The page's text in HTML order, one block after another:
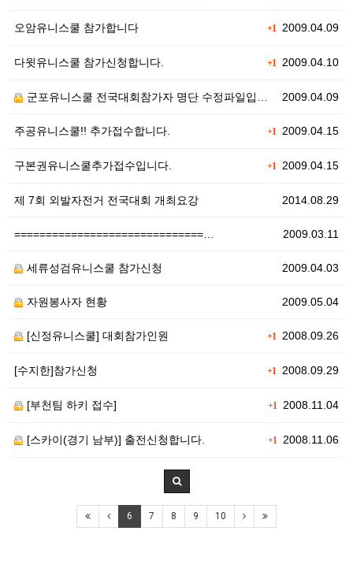
+1 2009.04.09
오암유니스쿨 참가합니다
+1 2009.04.10
다윗유니스쿨 참가신청합니다.
2009.04.09
군포유니스쿨 전국대회참가자 명단 수정파일입니다.
+1 2009.04.15
주공유니스쿨!! 추가접수합니다.
+1 2009.04.15
구본권유니스쿨추가접수입니다.
2014.08.29
제 7회 외발자전거 전국대회 개최요강
2009.03.11
==============================…
2009.04.03
세류성검유니스쿨 참가신청
2009.05.04
자원봉사자 현황
+1 2008.09.26
[신정유니스쿨] 대회참가인원
+1 2008.09.29
[수지한]참가신청
+1 2008.11.04
[부천팀 하키 접수]
+1 2008.11.06
[스카이(경기 남부)] 출전신청합니다.
6 7 8 9 10